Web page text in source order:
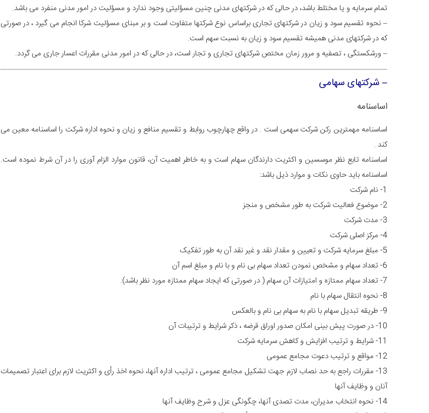
تمام سرمایه و یا مختلط باشد، در حالی که در شرکتهای مدنی چنین مسؤلیتی وجود ندارد و مسؤلیت در امور مدنی منفرد می باشد.
– نحوه تقسیم سود و زیان در شرکتهای تجاری براساس نوع شرکتها متفاوت است و بر مبنای مسؤلیت شرکا انجام می گیرد ، در صورتی
که در شرکتهای مدنی همیشه تقسیم سود و زیان به نسبت سهم است.
– ورشکستگی ، تصفیه و مرور زمان مختص شرکتهای تجاری و تجار است، در حالی که در امور مدنی مقررات اعسار جاری می گردد.
– شرکتهای سهامی
اساسنامه
اساسنامه مهمترین رکن شرکت سهمی است . در واقع چهارچوب روابط و تقسیم منافع و زیان و نحوه اداره شرکت را اساسنامه معین می
کند .
اساسنامه تابع نظر موسسین و اکثریت دارندگان سهام است و به خاطر اهمیت آن، قانون موارد الزام آوری را در آن شرط نموده است.
اساسنامه باید حاوی نکات و موارد ذیل باشد:
1- نام شرکت
2- موضوع فعالیت شرکت به طور مشخص و منجز
3- مدت شرکت
4- مرکز اصلی شرکت
5- مبلغ سرمایه شرکت و تعیین و مقدار نقد و غیر نقد آن به طور تفکیک
6- تعداد سهام و مشخص نمودن تعداد سهام بی نام و با نام و مبلغ اسم آن
7- تعداد سهام ممتازه و امتیازات آن سهام ( در صورتی که ایجاد سهام ممتازه مورد نظر باشد).
8- نحوه انتقال سهام با نام
9- طریقه تبدیل سهام با نام به سهام بی نام و بالعکس
10- در صورت پیش بینی امکان صدور اوراق قرضه ، ذکر شرایط و ترتیبات آن
11- شرایط و ترتیب افزایش و کاهش سرمایه شرکت
12- مواقع و ترتیب دعوت مجامع عمومی
13- مقررات راجع به حد نصاب لازم جهت تشکیل مجامع عمومی ، ترتیب اداره آنها، نحوه اخذ رأی و اکثریت لازم برای اعتبار تصمیمات
آنان و وظایف آنها
14- نحوه انتخاب مدیران، مدت تصدی آنها، چگونگی عزل و شرح وظایف آنها